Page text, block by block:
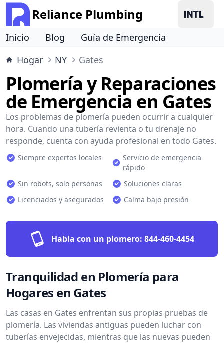
Reliance Plumbing
Inicio Blog
Guía de Emergencia
Hogar
NY Gates
Plomería y Reparaciones
de Emergencia en Gates
Los problemas de plomería pueden ocurrir a cualquier
hora. Cuando una tubería revienta o tu drenaje no
responde, cuenta con ayuda profesional en todo Gates.
Siempre expertos locales
Servicio de emergencia
rápido
Sin robots, solo personas
Soluciones claras
Licenciados y asegurados
Calma bajo presión
Habla con un plomero: 844-460-4454
Tranquilidad en Plomería para
Hogares en Gates
Las casas en Gates enfrentan sus propias pruebas de
plomería. Las viviendas antiguas pueden luchar con
tuberías envejecidas, mientras que las nuevas pueden